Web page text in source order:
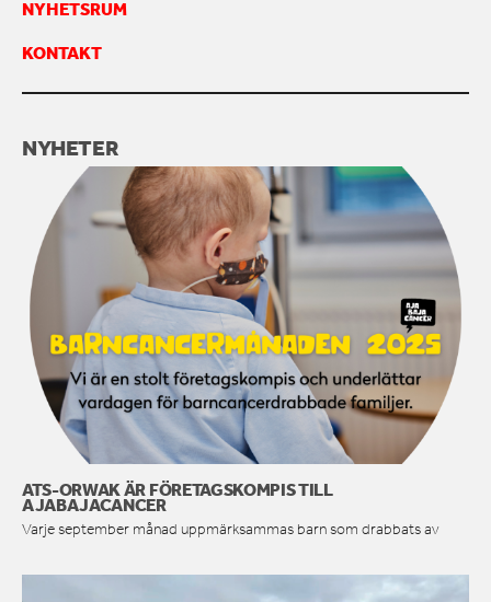
ARBETA HOS OSS
KONTAKTA OSS
NYHETSRUM
KONTAKT
NYHETER
ATS-ORWAK ÄR FÖRETAGSKOMPIS TILL
AJABAJACANCER
Varje september månad uppmärksammas barn som drabbats av